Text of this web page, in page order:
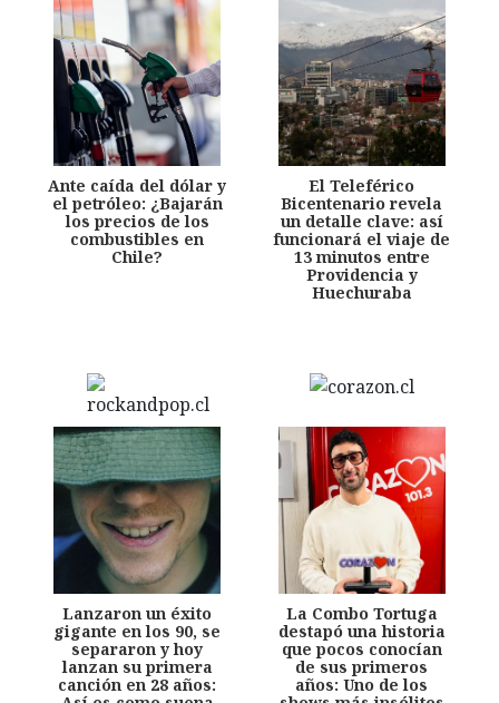
Ante caída del dólar y
el petróleo: ¿Bajarán
los precios de los
combustibles en
Chile?
El Teleférico
Bicentenario revela
un detalle clave: así
funcionará el viaje de
13 minutos entre
Providencia y
Huechuraba
Lanzaron un éxito
gigante en los 90, se
separaron y hoy
lanzan su primera
canción en 28 años:
La Combo Tortuga
destapó una historia
que pocos conocían
de sus primeros
años: Uno de los